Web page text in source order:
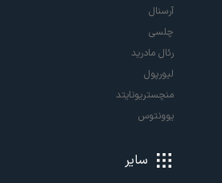
آرسنال
چلسی
رئال مادرید
لیورپول
منچستریونایتد
یوونتوس
سایر